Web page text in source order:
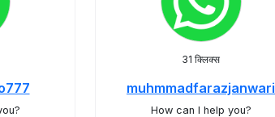
31 क्लिक्स
muhmmadfarazjanwari
How can I help you?